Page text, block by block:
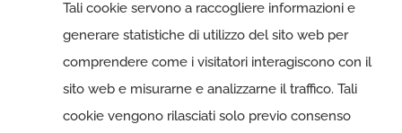
Tali cookie servono a raccogliere informazioni e
generare statistiche di utilizzo del sito web per
comprendere come i visitatori interagiscono con il
sito web e misurarne e analizzarne il traffico. Tali
cookie vengono rilasciati solo previo consenso